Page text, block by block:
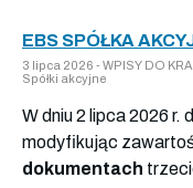
EBS SPÓŁKA
3 lipca 2026 - WPISY DO
Spółki akcyjne
W dniu 2 lipca 2026 r.
modyfikując
dokumentach